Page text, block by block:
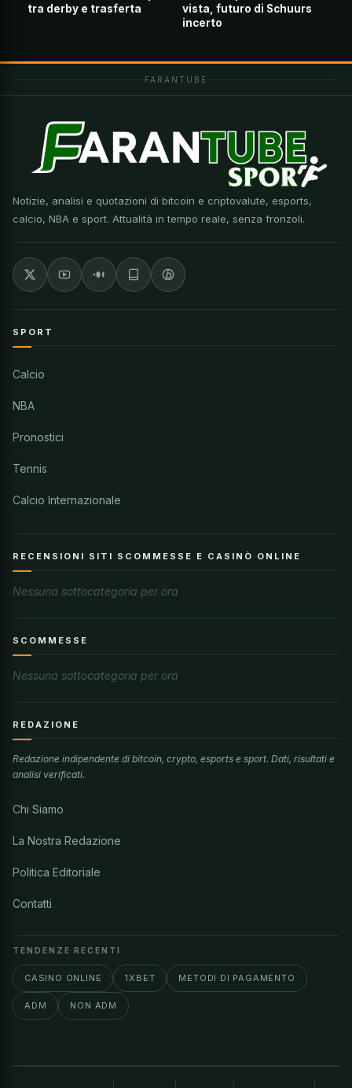
tra derby e trasferta
vista, futuro di Schuurs
incerto
FARANTUBE
Notizie, analisi e quotazioni di bitcoin e criptovalute, esports,
calcio, NBA e sport. Attualità in tempo reale, senza fronzoli.
SPORT
Calcio
NBA
Pronostici
Tennis
Calcio Internazionale
RECENSIONI SITI SCOMMESSE E CASINÒ ONLINE
Nessuna sottocategoria per ora
SCOMMESSE
Nessuna sottocategoria per ora
REDAZIONE
Redazione indipendente di bitcoin, crypto, esports e sport. Dati, risultati e
analisi verificati.
Chi Siamo
La Nostra Redazione
Politica Editoriale
Contatti
TENDENZE RECENTI
CASINO ONLINE 1XBET METODI DI PAGAMENTO
ADM NON ADM